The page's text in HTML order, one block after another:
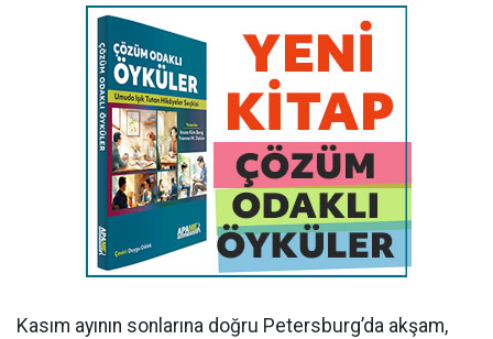
Kasım ayının sonlarına doğru Petersburg’da akşam,